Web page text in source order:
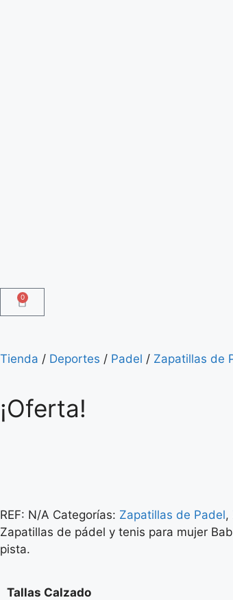
0
Tienda / Deportes / Padel / Zapatillas de
¡Oferta!
REF: N/A Categorías: Zapatillas de Padel,
Zapatillas de pádel y tenis para mujer
pista.
Tallas Calzado